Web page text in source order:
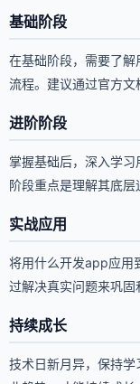
基础阶段
在基础阶段，需要了
流程。建议通过官方文
进阶阶段
掌握基础后，深入学
阶段重点是理解其底层
实战应用
将用什么开发app应用
过解决真实问题来巩固
持续成长
技术日新月异，保持